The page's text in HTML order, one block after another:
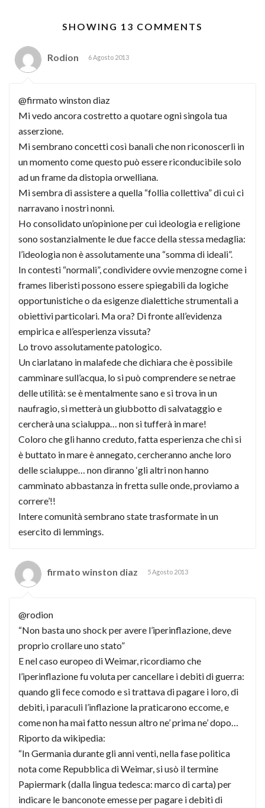
SHOWING 13 COMMENTS
Rodion 6 Agosto 2013
@firmato winston diaz
Mi vedo ancora costretto a quotare ogni singola tua
asserzione.
Mi sembrano concetti così banali che non riconoscerli in
un momento come questo può essere riconducibile solo
ad un frame da distopia orwelliana.
Mi sembra di assistere a quella “follia collettiva” di cui ci
narravano i nostri nonni.
Ho consolidato un’opinione per cui ideologia e religione
sono sostanzialmente le due facce della stessa medaglia:
l’ideologia non è assolutamente una “somma di ideali”.
In contesti “normali”, condividere ovvie menzogne come i
frames liberisti possono essere spiegabili da logiche
opportunistiche o da esigenze dialettiche strumentali a
obiettivi particolari. Ma ora? Di fronte all’evidenza
empirica e all’esperienza vissuta?
Lo trovo assolutamente patologico.
Un ciarlatano in malafede che dichiara che è possibile
camminare sull’acqua, lo si può comprendere se netrae
delle utilità: se è mentalmente sano e si trova in un
naufragio, si metterà un giubbotto di salvataggio e
cercherà una scialuppa… non si tufferà in mare!
Coloro che gli hanno creduto, fatta esperienza che chi si
è buttato in mare è annegato, cercheranno anche loro
delle scialuppe… non diranno ‘gli altri non hanno
camminato abbastanza in fretta sulle onde, proviamo a
correre’!!
Intere comunità sembrano state trasformate in un
esercito di lemmings.
firmato winston diaz 5 Agosto 2013
@rodion
“Non basta uno shock per avere l’iperinflazione, deve
proprio crollare uno stato”
E nel caso europeo di Weimar, ricordiamo che
l’iperinflazione fu voluta per cancellare i debiti di guerra:
quando gli fece comodo e si trattava di pagare i loro, di
debiti, i paraculi l’inflazione la praticarono eccome, e
come non ha mai fatto nessun altro ne’ prima ne’ dopo…
Riporto da wikipedia:
“In Germania durante gli anni venti, nella fase politica
nota come Repubblica di Weimar, si usò il termine
Papiermark (dalla lingua tedesca: marco di carta) per
indicare le banconote emesse per pagare i debiti di